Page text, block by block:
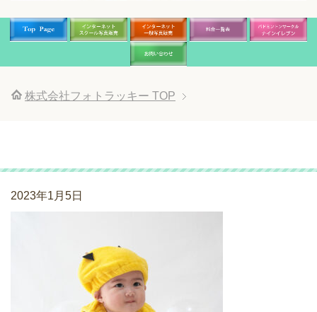
株式会社フォトラッキー TOP
2023年1月5日